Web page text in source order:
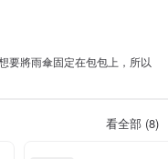
要將雨傘固定在包包上，所以
看全部 (8)